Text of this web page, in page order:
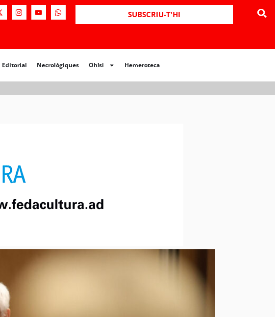
SUBSCRIU-T'HI
Editorial Necrològiques Oh!si Hemeroteca